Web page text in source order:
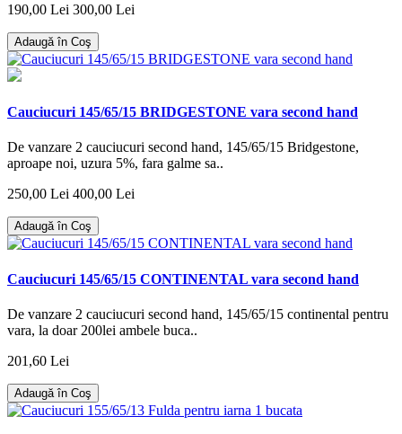
190,00 Lei 300,00 Lei
Adaugă în Coş
Cauciucuri 145/65/15 BRIDGESTONE vara second hand
De vanzare 2 cauciucuri second hand, 145/65/15 Bridgestone,
aproape noi, uzura 5%, fara galme sa..
250,00 Lei 400,00 Lei
Adaugă în Coş
Cauciucuri 145/65/15 CONTINENTAL vara second hand
De vanzare 2 cauciucuri second hand, 145/65/15 continental pentru
vara, la doar 200lei ambele buca..
201,60 Lei
Adaugă în Coş